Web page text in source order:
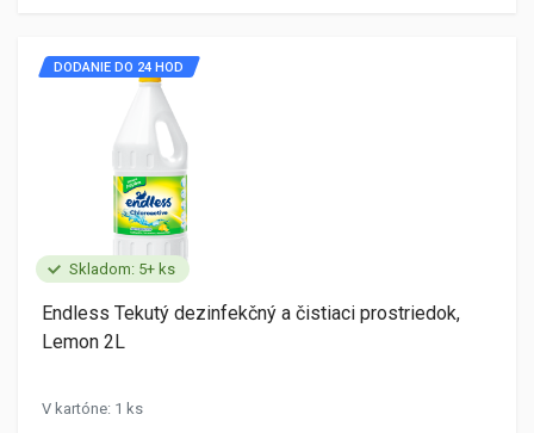
Skladom: 5+ ks
DODANIE DO 24 HOD
Endless Tekutý dezinfekčný a čistiaci prostriedok,
Lemon 2L
V kartóne: 1 ks